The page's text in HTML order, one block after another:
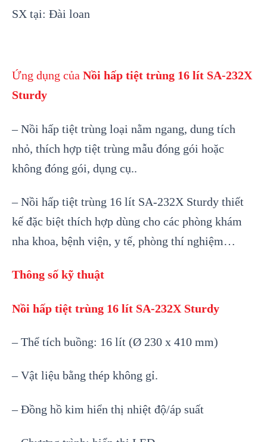
SX tại: Đài loan
Ứng dụng của Nồi hấp tiệt trùng 16 lít SA-232X
Sturdy
– Nồi hấp tiệt trùng loại nằm ngang, dung tích
nhỏ, thích hợp tiệt trùng mẫu đóng gói hoặc
không đóng gói, dụng cụ..
– Nồi hấp tiệt trùng 16 lít SA-232X Sturdy thiết
kế đặc biệt thích hợp dùng cho các phòng khám
nha khoa, bệnh viện, y tế, phòng thí nghiệm…
Thông số kỹ thuật
Nồi hấp tiệt trùng 16 lít SA-232X Sturdy
– Thể tích buồng: 16 lít (Ø 230 x 410 mm)
– Vật liệu bằng thép không gỉ.
– Đồng hồ kim hiển thị nhiệt độ/áp suất